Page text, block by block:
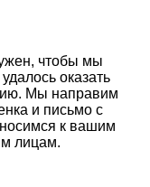
чтобы мы
оказать
Мы направим
и письмо с
к вашим
лицам.